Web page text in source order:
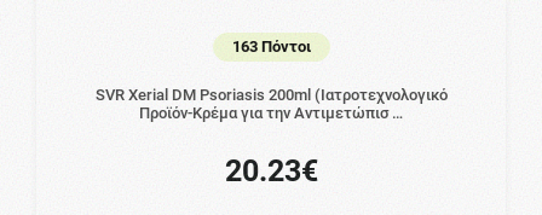
163 Πόντοι
SVR Xerial DM Psoriasis 200ml (Ιατροτεχνολογικό
Προϊόν-Κρέμα για την Αντιμετώπισ …
20.23€